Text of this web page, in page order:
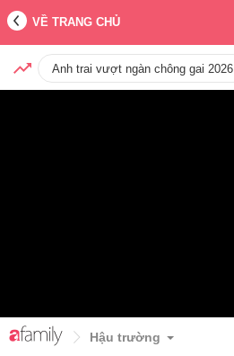
VỀ TRANG CHỦ
Anh trai vượt ngàn chông gai 2026
Hậu trường